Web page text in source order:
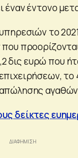
έναν έντονο
το
δις ευρώ που
το
δείκτες